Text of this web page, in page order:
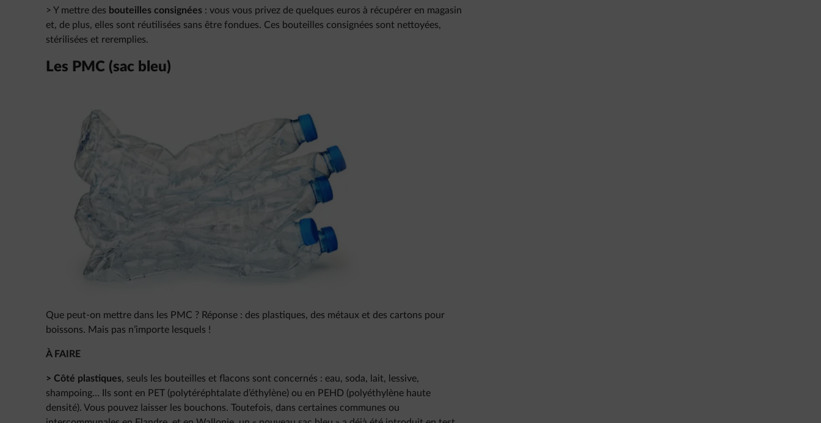
> Y mettre des bouteilles consignées : vous vous privez de quelques euros à récupérer en magasin
et, de plus, elles sont réutilisées sans être fondues. Ces bouteilles consignées sont nettoyées,
stérilisées et reremplies.
Les PMC (sac bleu)
Que peut-on mettre dans les PMC ? Réponse : des plastiques, des métaux et des cartons pour
boissons. Mais pas n’importe lesquels !
À FAIRE
> Côté plastiques, seuls les bouteilles et flacons sont concernés : eau, soda, lait, lessive,
shampoing… Ils sont en PET (polytéréphtalate d’éthylène) ou en PEHD (polyéthylène haute
densité). Vous pouvez laisser les bouchons. Toutefois, dans certaines communes ou